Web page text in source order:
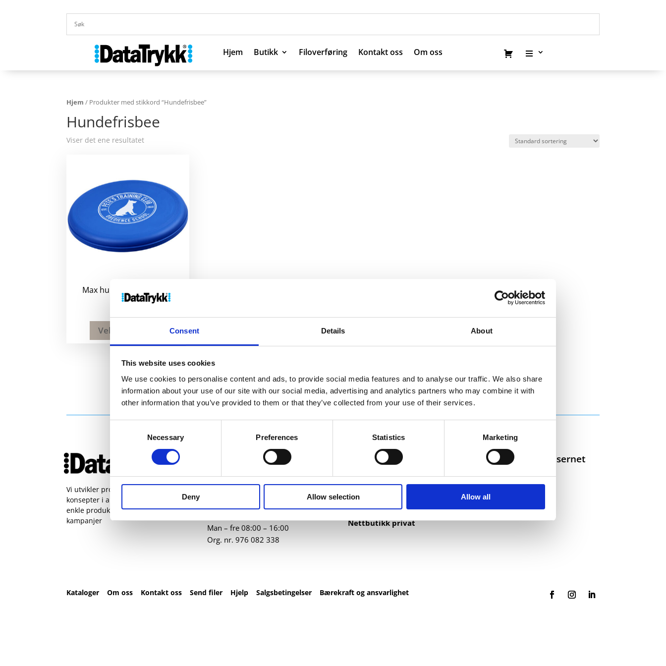
Consent Details About
This website uses cookies
We use cookies to personalise content and ads, to provide social media features and to analyse our traffic. We also share
information about your use of our site with our social media, advertising and analytics partners who may combine it with
other information that you’ve provided to them or that they’ve collected from your use of their services.
Necessary Preferences Statistics Marketing
Deny Allow selection Allow all
Hjem Butikk Filoverføring Kontakt oss Om oss
Hjem Butikk Filoverføring Kontakt oss Om oss
Hjem / Produkter med stikkord “Hundefrisbee”
Hundefrisbee
Viser det ene resultatet
Max hundefrisbee i plast
41kr
Velg alternativ
Vi utvikler produkter og
konsepter i alle kanaler – Alt fra
enkle produkter til sammensatte
kampanjer
post@datatrykk.no
Kvalebergveien 21
Man – fre 08:00 – 16:00
Org. nr. 976 082 338
Nettbutikk
Kataloger
Trykksaker
Klær
Nettbutikk privat
Selskaper i konsernet
Kataloger Om oss Kontakt oss Send filer HjelpSalgsbetingelser Bærekraft og ansvarlighet